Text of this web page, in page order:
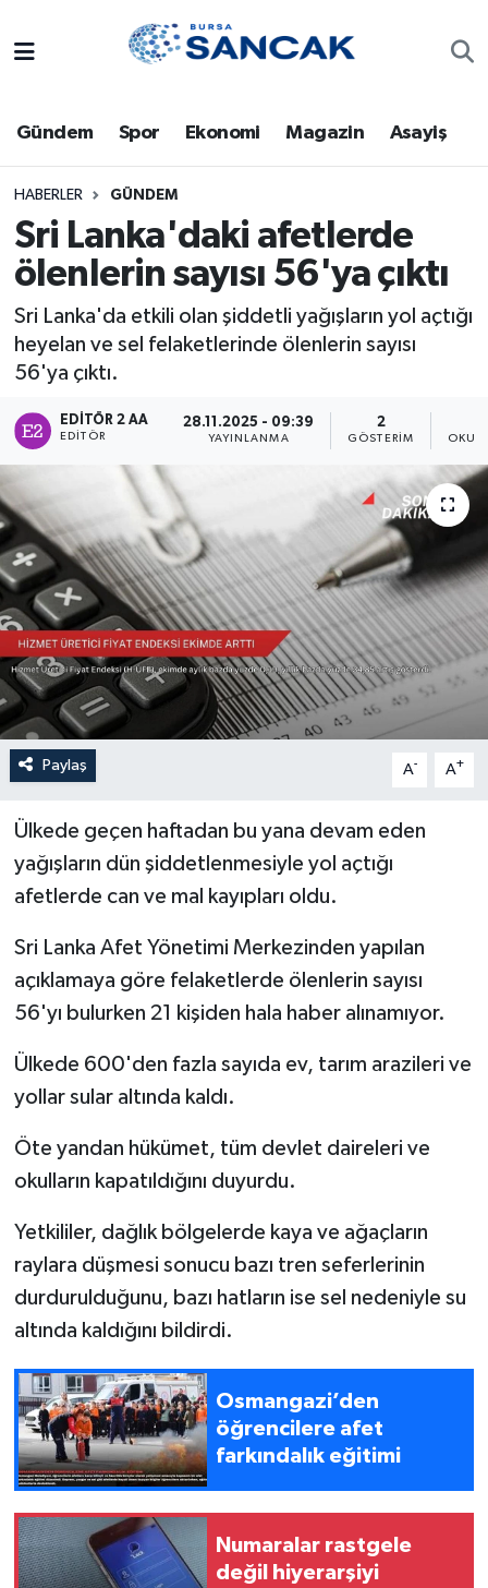
Gündem Spor Ekonomi Magazin Asayiş
HABERLER GÜNDEM
Sri Lanka'daki afetlerde
ölenlerin sayısı 56'ya çıktı
Sri Lanka'da etkili olan şiddetli yağışların yol açtığı
heyelan ve sel felaketlerinde ölenlerin sayısı
56'ya çıktı.
EDITÖR 2 AA
EDITÖR
28.11.2025 - 09:39
YAYINLANMA
2
GÖSTERIM
Paylaş A- A+
Ülkede geçen haftadan bu yana devam eden
yağışların dün şiddetlenmesiyle yol açtığı
afetlerde can ve mal kayıpları oldu.
Sri Lanka Afet Yönetimi Merkezinden yapılan
açıklamaya göre felaketlerde ölenlerin sayısı
56'yı bulurken 21 kişiden hala haber alınamıyor.
Ülkede 600'den fazla sayıda ev, tarım arazileri ve
yollar sular altında kaldı.
Öte yandan hükümet, tüm devlet daireleri ve
okulların kapatıldığını duyurdu.
Yetkililer, dağlık bölgelerde kaya ve ağaçların
raylara düşmesi sonucu bazı tren seferlerinin
durdurulduğunu, bazı hatların ise sel nedeniyle su
altında kaldığını bildirdi.
Osmangazi’den
öğrencilere afet
farkındalık eğitimi
Numaralar rastgele
değil hiyerarşiyi
Bursa
Dünya
Eğitim
Ekonomi
Genel
Gündem
Magazin
Sağlık
Siyaset
Spor
Türkiye
Trafik Durumu
Süper Lig Puan Durumu ve Fikstür
Tüm Manşetler
Son Dakika Haberleri
Haber Arşivi